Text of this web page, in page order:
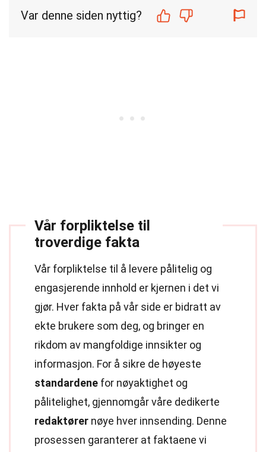
Var denne siden nyttig?
Vår forpliktelse til
troverdige fakta
Vår forpliktelse til å levere pålitelig og
engasjerende innhold er kjernen i det vi
gjør. Hver fakta på vår side er bidratt av
ekte brukere som deg, og bringer en
rikdom av mangfoldige innsikter og
informasjon. For å sikre de høyeste
standardene for nøyaktighet og
pålitelighet, gjennomgår våre dedikerte
redaktører nøye hver innsending. Denne
prosessen garanterer at faktaene vi